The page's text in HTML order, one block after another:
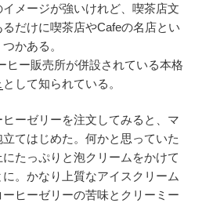
イメージが強いけれど、喫茶店文
だけに喫茶店やCafeの名店とい
かある。
ヒー販売所が併設されている本格
として知られている。
ーゼリーを注文してみると、マ
てはじめた。何かと思っていた
たっぷりと泡クリームをかけて
。かなり上質なアイスクリーム
ヒーゼリーの苦味とクリーミー